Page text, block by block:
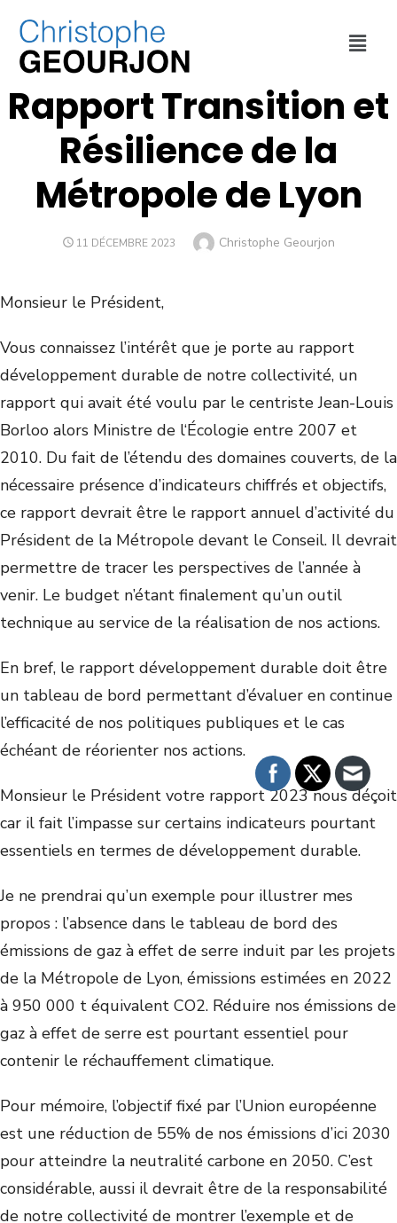
COLLECTIVITÉ, ENVIRONNEMENT
Rapport Transition et
Résilience de la
Métropole de Lyon
11 DÉCEMBRE 2023 Christophe Geourjon
Monsieur le Président,
Vous connaissez l’intérêt que je porte au rapport
développement durable de notre collectivité, un
rapport qui avait été voulu par le centriste Jean-Louis
Borloo alors Ministre de l‘Écologie entre 2007 et
2010. Du fait de l’étendu des domaines couverts, de la
nécessaire présence d’indicateurs chiffrés et objectifs,
ce rapport devrait être le rapport annuel d’activité du
Président de la Métropole devant le Conseil. Il devrait
permettre de tracer les perspectives de l’année à
venir. Le budget n’étant finalement qu’un outil
technique au service de la réalisation de nos actions.
En bref, le rapport développement durable doit être
un tableau de bord permettant d’évaluer en continue
l’efficacité de nos politiques publiques et le cas
échéant de réorienter nos actions.
Monsieur le Président votre rapport 2023 nous déçoit
car il fait l’impasse sur certains indicateurs pourtant
essentiels en termes de développement durable.
Je ne prendrai qu’un exemple pour illustrer mes
propos : l’absence dans le tableau de bord des
émissions de gaz à effet de serre induit par les projets
de la Métropole de Lyon, émissions estimées en 2022
à 950 000 t équivalent CO2. Réduire nos émissions de
gaz à effet de serre est pourtant essentiel pour
contenir le réchauffement climatique.
Pour mémoire, l’objectif fixé par l’Union européenne
est une réduction de 55% de nos émissions d’ici 2030
pour atteindre la neutralité carbone en 2050. C’est
considérable, aussi il devrait être de la responsabilité
de notre collectivité de montrer l’exemple et de